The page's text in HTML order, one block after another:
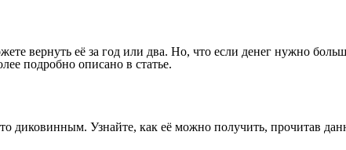
вернуть её за год или два. Но, что если денег нужно
подробно описано в статье.
диковинным. Узнайте, как её можно получить, прочитав